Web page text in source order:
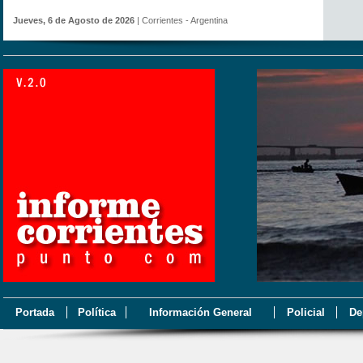
Jueves, 6 de Agosto de 2026 | Corrientes - Argentina
Portada Política Información General Policial